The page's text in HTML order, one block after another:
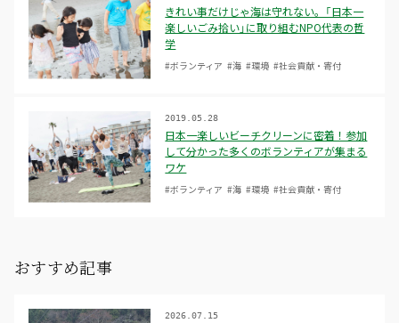
きれい事だけじゃ海は守れない。「日本一
楽しいごみ拾い」に取り組むNPO代表の哲
学
#ボランティア #海 #環境 #社会貢献・寄付
日本一楽しいビーチクリーンに密着！参加
して分かった多くのボランティアが集まる
ワケ
2019.05.28
#ボランティア #海 #環境 #社会貢献・寄付
おすすめ記事
2026.07.15